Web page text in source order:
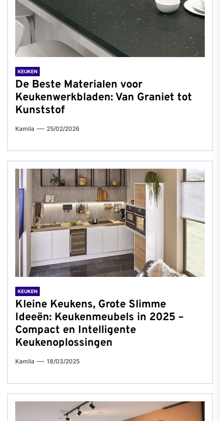
KEUKEN
De Beste Materialen voor
Keukenwerkbladen: Van Graniet tot
Kunststof
Kamila 25/02/2026
KEUKEN
Kleine Keukens, Grote Slimme
Ideeën: Keukenmeubels in 2025 –
Compact en Intelligente
Keukenoplossingen
Kamila 18/03/2025